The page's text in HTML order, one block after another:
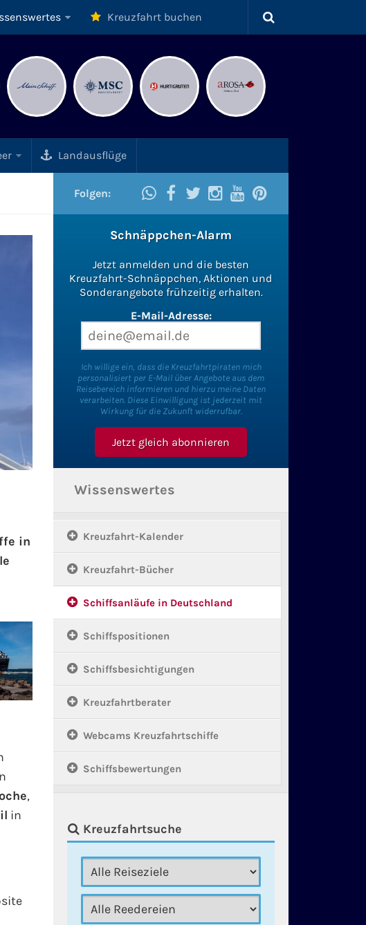
Kreuzfahrt buchen
Landausflüge
in
,
in
Folgen:
Schnäppchen-Alarm
Jetzt anmelden und die besten
Kreuzfahrt-Schnäppchen, Aktionen und
Sonderangebote frühzeitig erhalten.
E-Mail-Adresse:
Ich willige ein, dass die Kreuzfahrtpiraten mich
personalisiert per E-Mail über Angebote aus dem
Reisebereich informieren und hierzu meine Daten
verarbeiten. Diese Einwilligung ist jederzeit mit
Wirkung für die Zukunft widerrufbar.
Wissenswertes
Kreuzfahrt-Kalender
Kreuzfahrt-Bücher
Schiffsanläufe in Deutschland
Schiffspositionen
Schiffsbesichtigungen
Kreuzfahrtberater
Webcams Kreuzfahrtschiffe
Schiffsbewertungen
Kreuzfahrtsuche